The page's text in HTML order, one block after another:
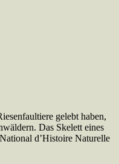
gelebt haben,
Das Skelett eines
d’Histoire Naturelle